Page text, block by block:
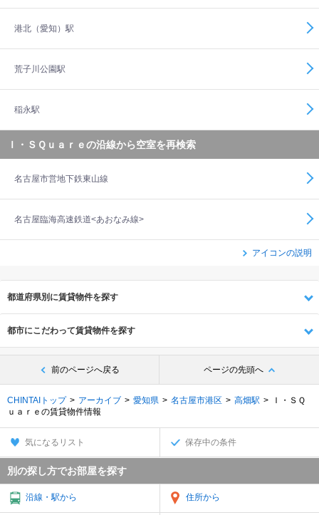
港北（愛知）駅
荒子川公園駅
稲永駅
Ｉ・ＳＱｕａｒｅの沿線から空室を再検索
名古屋市営地下鉄東山線
名古屋臨海高速鉄道<あおなみ線>
アイコンの説明
都道府県別に賃貸物件を探す
都市にこだわって賃貸物件を探す
前のページへ戻る ページの先頭へ
CHINTAIトップ アーカイブ 愛知県 名古屋市港区 高畑駅
Ｉ・ＳＱ
ｕａｒｅの賃貸物件情報
気になるリスト 保存中の条件
別の探し方でお部屋を探す
沿線・駅から 住所から